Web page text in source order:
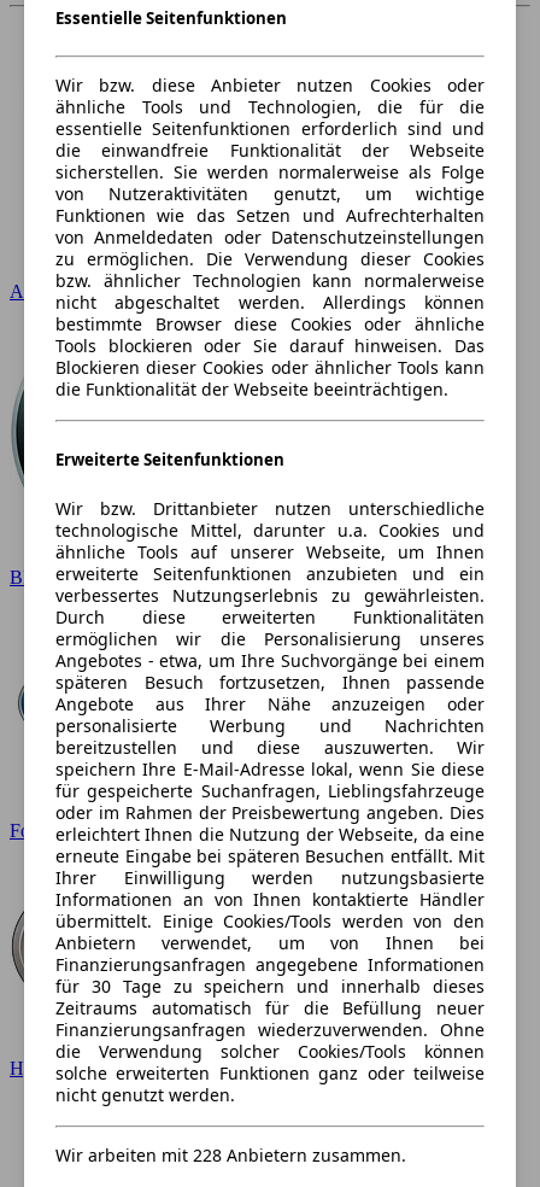
Audi
BMW
Ford
Hyundai
Essentielle Seitenfunktionen
Wir bzw. diese Anbieter nutzen Cookies oder
ähnliche Tools und Technologien, die für die
essentielle Seitenfunktionen erforderlich sind und
die einwandfreie Funktionalität der Webseite
sicherstellen. Sie werden normalerweise als Folge
von Nutzeraktivitäten genutzt, um wichtige
Funktionen wie das Setzen und Aufrechterhalten
von Anmeldedaten oder Datenschutzeinstellungen
zu ermöglichen. Die Verwendung dieser Cookies
bzw. ähnlicher Technologien kann normalerweise
nicht abgeschaltet werden. Allerdings können
bestimmte Browser diese Cookies oder ähnliche
Tools blockieren oder Sie darauf hinweisen. Das
Blockieren dieser Cookies oder ähnlicher Tools kann
die Funktionalität der Webseite beeinträchtigen.
Erweiterte Seitenfunktionen
Wir bzw. Drittanbieter nutzen unterschiedliche
technologische Mittel, darunter u.a. Cookies und
ähnliche Tools auf unserer Webseite, um Ihnen
erweiterte Seitenfunktionen anzubieten und ein
verbessertes Nutzungserlebnis zu gewährleisten.
Durch diese erweiterten Funktionalitäten
ermöglichen wir die Personalisierung unseres
Angebotes - etwa, um Ihre Suchvorgänge bei einem
späteren Besuch fortzusetzen, Ihnen passende
Angebote aus Ihrer Nähe anzuzeigen oder
personalisierte Werbung und Nachrichten
bereitzustellen und diese auszuwerten. Wir
speichern Ihre E-Mail-Adresse lokal, wenn Sie diese
für gespeicherte Suchanfragen, Lieblingsfahrzeuge
oder im Rahmen der Preisbewertung angeben. Dies
erleichtert Ihnen die Nutzung der Webseite, da eine
erneute Eingabe bei späteren Besuchen entfällt. Mit
Ihrer Einwilligung werden nutzungsbasierte
Informationen an von Ihnen kontaktierte Händler
übermittelt. Einige Cookies/Tools werden von den
Anbietern verwendet, um von Ihnen bei
Finanzierungsanfragen angegebene Informationen
für 30 Tage zu speichern und innerhalb dieses
Zeitraums automatisch für die Befüllung neuer
Finanzierungsanfragen wiederzuverwenden. Ohne
die Verwendung solcher Cookies/Tools können
solche erweiterten Funktionen ganz oder teilweise
nicht genutzt werden.
Wir arbeiten mit 228 Anbietern zusammen.